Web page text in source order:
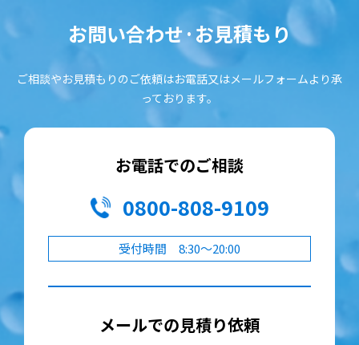
お問い合わせ·お見積もり
ご相談やお見積もりのご依頼はお電話又はメールフォームより承
っております。
お電話でのご相談
0800-808-9109
受付時間 8:30～20:00
メールでの見積り依頼